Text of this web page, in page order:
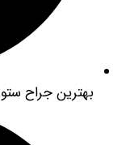
جراح ستون